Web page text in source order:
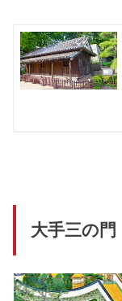
大手三の門